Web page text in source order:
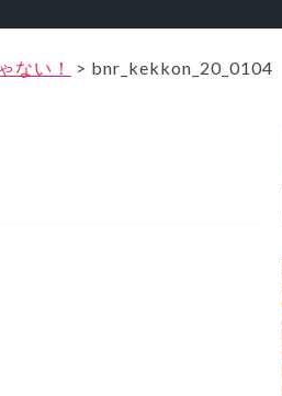
ない！ > bnr_kekkon_20_0104